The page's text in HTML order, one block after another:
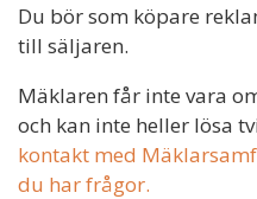
Du bör som köpare
till säljaren.
Mäklaren får inte vara
och kan inte heller lösa
kontakt med
du har frågor.